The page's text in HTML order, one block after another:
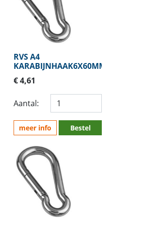
RVS A4
KARABIJNHAAK6X60MM
€ 4,61
Aantal:
meer info Bestel